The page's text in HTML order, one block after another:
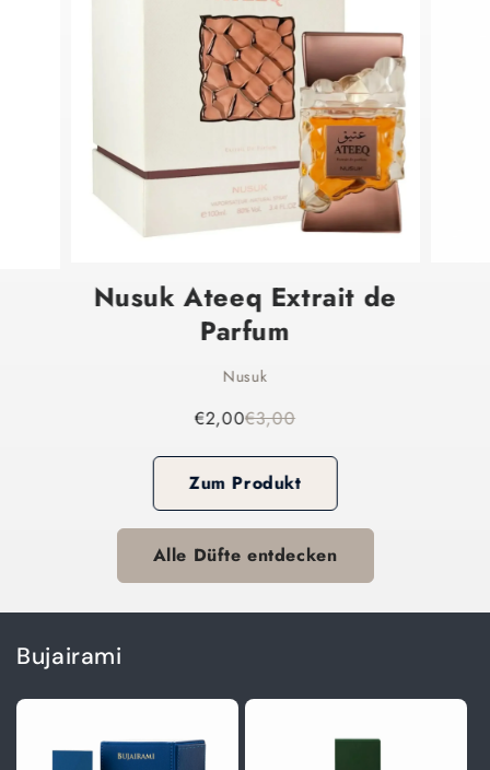
Nusuk Ateeq Extrait de
Parfum
Nusuk
€2,00€3,00
Zum Produkt
Alle Düfte entdecken
Bujairami